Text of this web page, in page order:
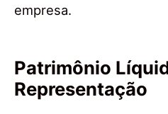
empresa.
Patrimônio
Representação